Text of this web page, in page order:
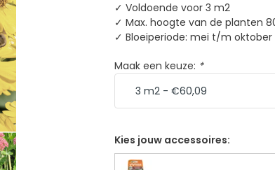
✓ Voldoende voor 3 m2
✓ Max. hoogte van de planten
✓ Bloeiperiode: mei t/m oktober
Maak een keuze: *
Kies jouw accessoires: